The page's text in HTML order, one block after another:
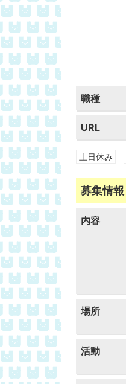
職種
URL
土日休み
募集情報
内容
場所
活動